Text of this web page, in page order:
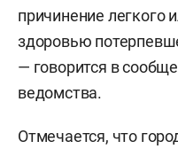
причинение легкого
здоровью
— говорится в
ведомства.
Отмечается, что